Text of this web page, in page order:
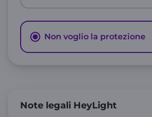
Non voglio la protezione
Note legali HeyLight